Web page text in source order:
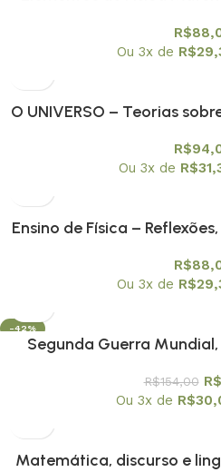
R$
Ou 3x de R$
O UNIVERSO – Teorias
R$
Ou 3x de R$
Ensino de Física –
R$
Ou 3x de R$
-42%
Segunda Guerra
R$154,00 R$
Ou 3x de R$
Matemática, discurso e